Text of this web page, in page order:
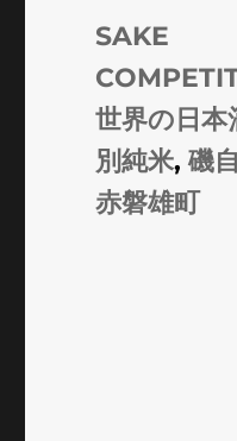
ゴ
リ
ー
タ
グ
SAKE
世界の日本
別純米,磯
赤磐雄町